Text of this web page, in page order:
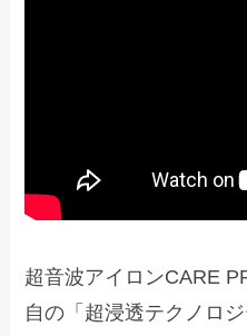
超音波アイロンCARE
自の「超浸透テクノロ